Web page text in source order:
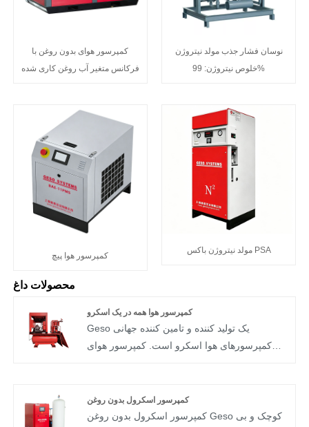
کمپرسور هوای بدون روغن با
فرکانس متغیر آب روغن کاری شده
نوسان فشار جذب مولد نیتروژن
خلوص نیتروژن: 99%
کمپرسور هوا پیچ
مولد نیتروژن باکس PSA
محصولات داغ
کمپرسور هوا همه در یک اسکرو
Geso یک تولید کننده و تامین کننده جهانی
کمپرسورهای هوا اسکرو است. کمپرسور هوای
و به برق وصل شود. ما سال هاست که درگیر
تجهیزات سیستم جداسازی هوا هستیم و متعهد به
کمپرسور اسکرول بدون روغن
کمپرسور اسکرول بدون روغن Geso کوچک و بی